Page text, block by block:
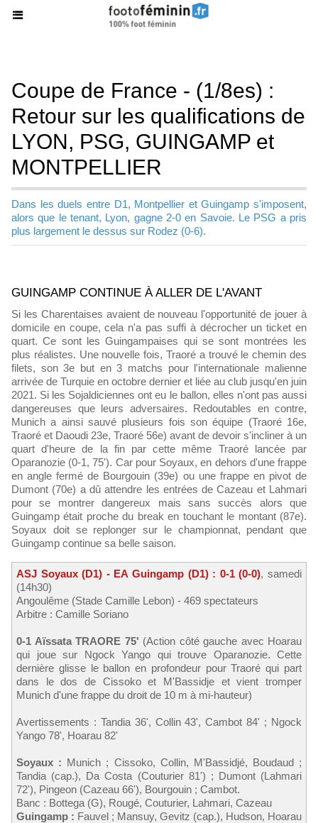
Coupe de France - (1/8es) :
Retour sur les qualifications de
LYON, PSG, GUINGAMP et
MONTPELLIER
Dans les duels entre D1, Montpellier et Guingamp s'imposent,
alors que le tenant, Lyon, gagne 2-0 en Savoie. Le PSG a pris
plus largement le dessus sur Rodez (0-6).
GUINGAMP CONTINUE À ALLER DE L'AVANT
Si les Charentaises avaient de nouveau l'opportunité de jouer à
domicile en coupe, cela n'a pas suffi à décrocher un ticket en
quart. Ce sont les Guingampaises qui se sont montrées les
plus réalistes. Une nouvelle fois, Traoré a trouvé le chemin des
filets, son 3e but en 3 matchs pour l'internationale malienne
arrivée de Turquie en octobre dernier et liée au club jusqu'en juin
2021. Si les Sojaldiciennes ont eu le ballon, elles n'ont pas aussi
dangereuses que leurs adversaires. Redoutables en contre,
Munich a ainsi sauvé plusieurs fois son équipe (Traoré 16e,
Traoré et Daoudi 23e, Traoré 56e) avant de devoir s'incliner à un
quart d'heure de la fin par cette même Traoré lancée par
Oparanozie (0-1, 75'). Car pour Soyaux, en dehors d'une frappe
en angle fermé de Bourgouin (39e) ou une frappe en pivot de
Dumont (70e) a dû attendre les entrées de Cazeau et Lahmari
pour se montrer dangereux mais sans succès alors que
Guingamp était proche du break en touchant le montant (87e).
Soyaux doit se replonger sur le championnat, pendant que
Guingamp continue sa belle saison.
ASJ Soyaux (D1) - EA Guingamp (D1) : 0-1 (0-0), samedi
(14h30)
Angoulême (Stade Camille Lebon) - 469 spectateurs
Arbitre : Camille Soriano
0-1 Aïssata TRAORE 75' (Action côté gauche avec Hoarau
qui joue sur Ngock Yango qui trouve Oparanozie. Cette
dernière glisse le ballon en profondeur pour Traoré qui part
dans le dos de Cissoko et M'Bassidje et vient tromper
Munich d'une frappe du droit de 10 m à mi-hauteur)
Avertissements : Tandia 36', Collin 43', Cambot 84' ; Ngock
Yango 78', Hoarau 82'
Soyaux : Munich ; Cissoko, Collin, M'Bassidjé, Boudaud ;
Tandia (cap.), Da Costa (Couturier 81') ; Dumont (Lahmari
72'), Pingeon (Cazeau 66'), Bourgouin ; Cambot.
Banc : Bottega (G), Rougé, Couturier, Lahmari, Cazeau
Guingamp : Fauvel ; Mansuy, Gevitz (cap.), Hudson, Hoarau